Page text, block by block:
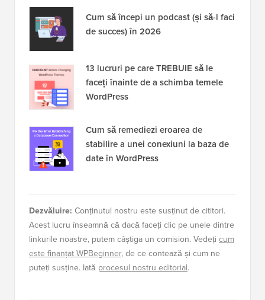
Cum să începi un podcast (și să-l faci
de succes) în 2026
13 lucruri pe care TREBUIE să le
faceți înainte de a schimba temele
WordPress
Cum să remediezi eroarea de
stabilire a unei conexiuni la baza de
date în WordPress
Dezvăluire: Conținutul nostru este susținut de cititori.
Acest lucru înseamnă că dacă faceți clic pe unele dintre
linkurile noastre, putem câștiga un comision. Vedeți cum
este finanțat WPBeginner, de ce contează și cum ne
puteți susține. Iată procesul nostru editorial.